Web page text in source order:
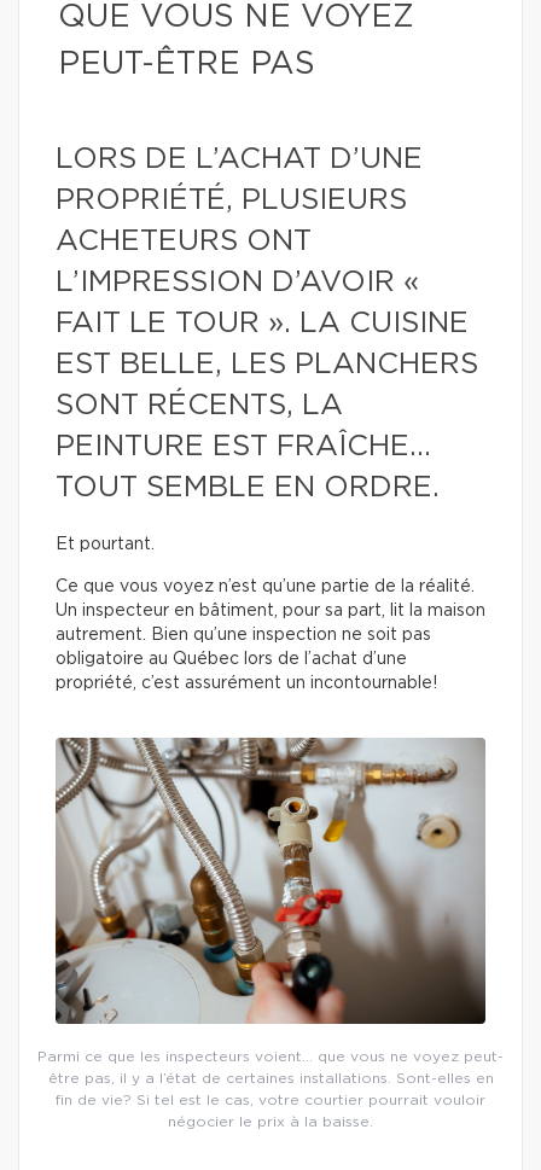
QUE VOUS NE VOYEZ
PEUT-ÊTRE PAS
LORS DE L’ACHAT D’UNE
PROPRIÉTÉ, PLUSIEURS
ACHETEURS ONT
L’IMPRESSION D’AVOIR «
FAIT LE TOUR ». LA CUISINE
EST BELLE, LES PLANCHERS
SONT RÉCENTS, LA
PEINTURE EST FRAÎCHE…
TOUT SEMBLE EN ORDRE.
Et pourtant.
Ce que vous voyez n’est qu’une partie de la réalité.
Un inspecteur en bâtiment, pour sa part, lit la maison
autrement. Bien qu’une inspection ne soit pas
obligatoire au Québec lors de l’achat d’une
propriété, c’est assurément un incontournable!
Parmi ce que les inspecteurs voient… que vous ne voyez peut-
être pas, il y a l’état de certaines installations. Sont-elles en
fin de vie? Si tel est le cas, votre courtier pourrait vouloir
négocier le prix à la baisse.